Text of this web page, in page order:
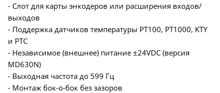
- Слот для карты энкодеров или расширения входов/
выходов
- Поддержка датчиков температуры PT100, PT1000, KTY
и PTC
- Независимое (внешнее) питание ±24VDC (версия
MD630N)
- Выходная частота до 599 Гц
- Монтаж бок-о-бок без зазоров